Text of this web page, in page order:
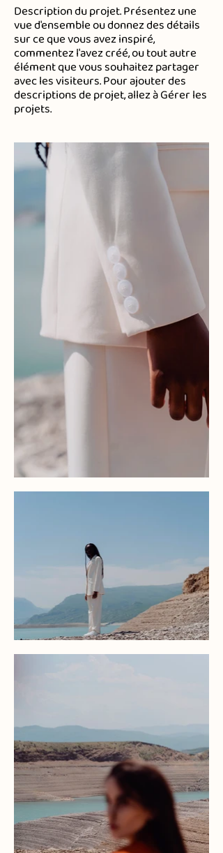
Description du projet. Présentez une
vue d'ensemble ou donnez des détails
sur ce que vous avez inspiré,
commentez l'avez créé, ou tout autre
élément que vous souhaitez partager
avec les visiteurs. Pour ajouter des
descriptions de projet, allez à Gérer les
projets.